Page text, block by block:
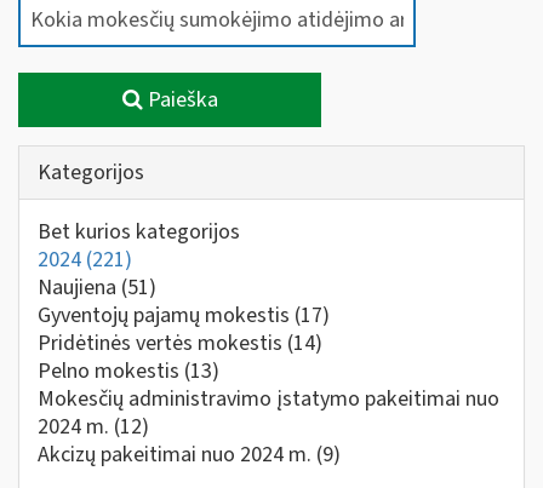
Paieška
Kategorijos
Bet kurios kategorijos
2024 (221)
Naujiena (51)
Gyventojų pajamų mokestis (17)
Pridėtinės vertės mokestis (14)
Pelno mokestis (13)
Mokesčių administravimo įstatymo pakeitimai nuo
2024 m. (12)
Akcizų pakeitimai nuo 2024 m. (9)